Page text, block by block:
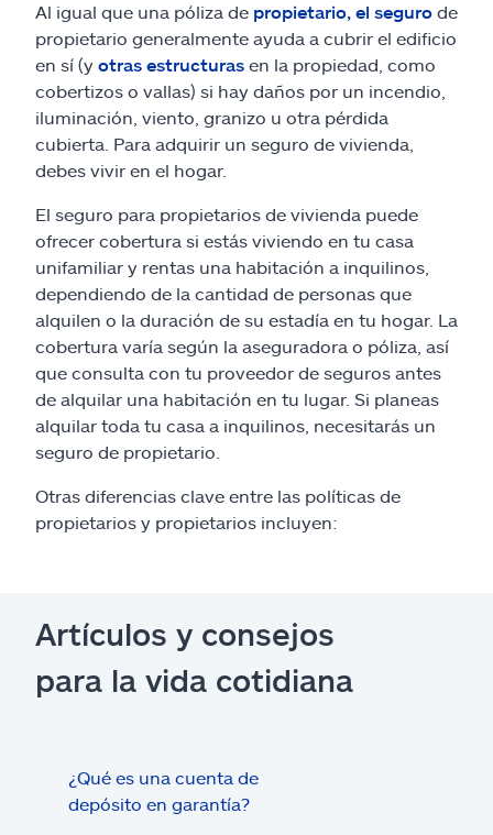
Al igual que una póliza de propietario, el seguro de
propietario generalmente ayuda a cubrir el edificio
en sí (y otras estructuras en la propiedad, como
cobertizos o vallas) si hay daños por un incendio,
iluminación, viento, granizo u otra pérdida
cubierta. Para adquirir un seguro de vivienda,
debes vivir en el hogar.
El seguro para propietarios de vivienda puede
ofrecer cobertura si estás viviendo en tu casa
unifamiliar y rentas una habitación a inquilinos,
dependiendo de la cantidad de personas que
alquilen o la duración de su estadía en tu hogar. La
cobertura varía según la aseguradora o póliza, así
que consulta con tu proveedor de seguros antes
de alquilar una habitación en tu lugar. Si planeas
alquilar toda tu casa a inquilinos, necesitarás un
seguro de propietario.
Otras diferencias clave entre las políticas de
propietarios y propietarios incluyen:
Artículos y consejos
para la vida cotidiana
¿Qué es una cuenta de
depósito en garantía?